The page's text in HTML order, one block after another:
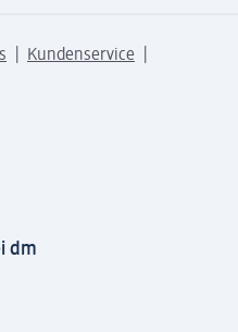
Kundenservice
dm